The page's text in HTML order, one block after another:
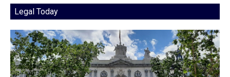
Legal Today